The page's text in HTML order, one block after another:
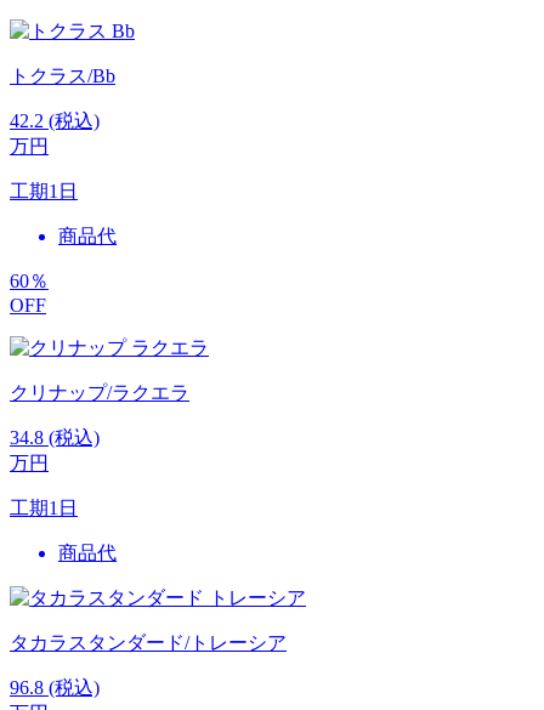
トクラス/Bb
42.2 (税込)
万円
工期1日
商品代
60％
OFF
クリナップ/ラクエラ
34.8 (税込)
万円
工期1日
商品代
タカラスタンダード/トレーシア
96.8 (税込)